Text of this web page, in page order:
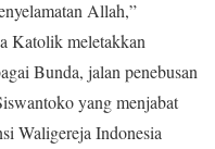
Allah,”
Katolik meletakkan
Bunda, jalan penebusan
yang menjabat
Waligereja Indonesia